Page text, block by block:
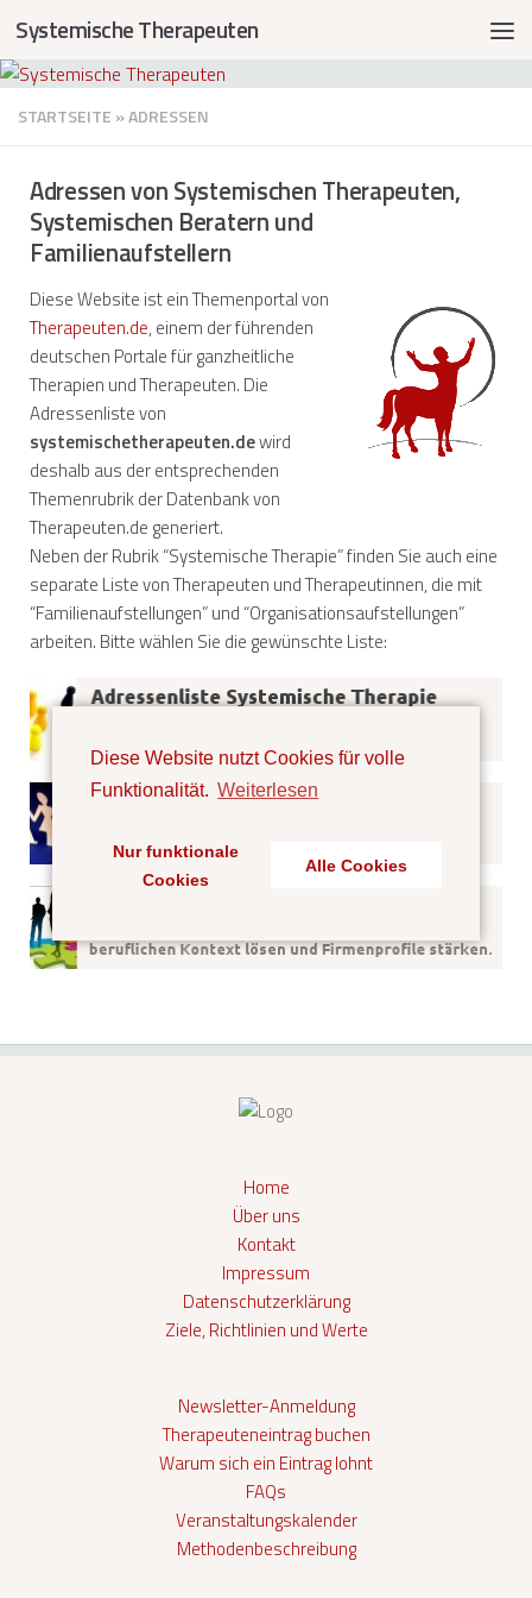
Diese Website nutzt Cookies für volle
Funktionalität. Weiterlesen
Nur funktionale
Cookies
Alle Cookies
Systemische Therapeuten
STARTSEITE »ADRESSEN
Adressen von Systemischen Therapeuten,
Systemischen Beratern und
Familienaufstellern
Diese Website ist ein Themenportal von
Therapeuten.de, einem der führenden
deutschen Portale für ganzheitliche
Therapien und Therapeuten. Die
Adressenliste von
systemischetherapeuten.dewird
deshalb aus der entsprechenden
Themenrubrik der Datenbank von
Therapeuten.de generiert.
Neben der Rubrik “Systemische Therapie” finden Sie auch eine
separate Liste von Therapeuten und Therapeutinnen, die mit
“Familienaufstellungen” und “Organisationsaufstellungen”
arbeiten. Bitte wählen Sie die gewünschte Liste:
Home
Über uns
Kontakt
Impressum
Datenschutzerklärung
Ziele, Richtlinien und Werte
Newsletter-Anmeldung
Therapeuteneintrag buchen
Warum sich ein Eintrag lohnt
FAQs
Veranstaltungskalender
Methodenbeschreibung